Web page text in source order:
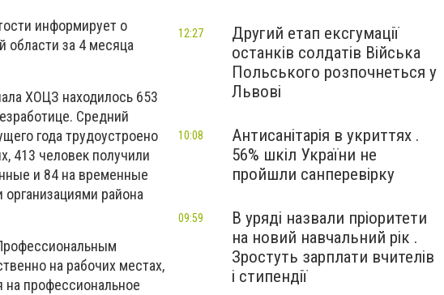
информирует о
области за 4 месяца
ХОЦЗ находилось 653
Средний
года трудоустроено
413 человек получили
и 84 на временные
района
на рабочих местах,
профессиональное
Другий етап ексгумації
останків солдатів Війська
Польського розпочнеться у
Львові
12:27
Антисанітарія в укриттях .
56% шкіл України не
пройшли санперевірку
10:08
В уряді назвали пріоритети
на новий навчальний рік .
Зростуть зарплати вчителів
і стипендії
09:59